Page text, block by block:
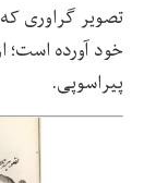
تصویر گراوری که
خود آورده است؛
پیراسوپی.